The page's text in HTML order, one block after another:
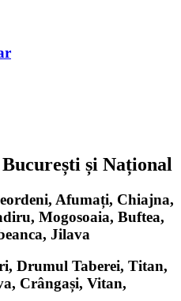
și Național
Afumați, Chiajna,
Mogosoaia, Buftea,
Jilava
Drumul Taberei, Titan,
Crângași, Vitan,